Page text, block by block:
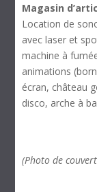
Magasin
Location de
avec laser et
machine à
animations
écran, château
disco, arche à
(Photo de